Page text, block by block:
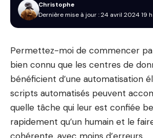
Dernière mise à jour : 24 avril 2024 19
Christophe
Permettez-moi de commencer
bien connu que les centres de
bénéficient d’une automatisation
scripts automatisés peuvent
quelle tâche qui leur est confiée
rapidement qu’un humain et le